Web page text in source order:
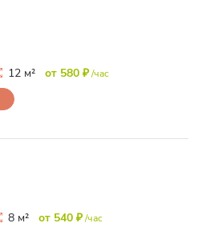
12 м² от 580 ₽/час
8 м² от 540 ₽/час